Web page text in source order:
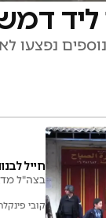
ליד
חייל
בצה"ל
קובי